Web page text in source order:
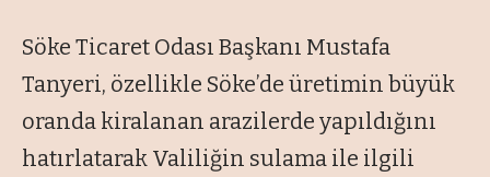
Söke Ticaret Odası Başkanı Mustafa
Tanyeri, özellikle Söke’de üretimin büyük
oranda kiralanan arazilerde yapıldığını
hatırlatarak Valiliğin sulama ile ilgili